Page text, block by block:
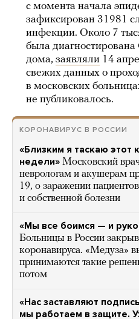
с момента начала
зафиксирован 31981
инфекции. Около 7
была
дома, заявляли 14
свежих данных о
в московских
не публиковалось.
КОРОНАВИРУС В РОССИИ
«Близким я таскаю этот
недели» Московский
неврологам и акушерам
19, о заражении
и собственной болезни
«Мы все боимся — и
Больницы в России
коронавируса. «Медуза»
принимаются такие
потом
«Нас заставляют
мы работаем в защите.